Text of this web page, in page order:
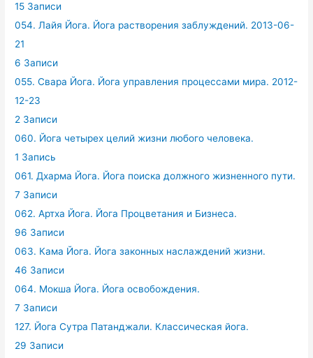
15 Записи
054. Лайя Йога. Йога растворения заблуждений. 2013-06-
21
6 Записи
055. Свара Йога. Йога управления процессами мира. 2012-
12-23
2 Записи
060. Йога четырех целий жизни любого человека.
1 Запись
061. Дхарма Йога. Йога поиска должного жизненного пути.
7 Записи
062. Артха Йога. Йога Процветания и Бизнеса.
96 Записи
063. Кама Йога. Йога законных наслаждений жизни.
46 Записи
064. Мокша Йога. Йога освобождения.
7 Записи
127. Йога Сутра Патанджали. Классическая йога.
29 Записи